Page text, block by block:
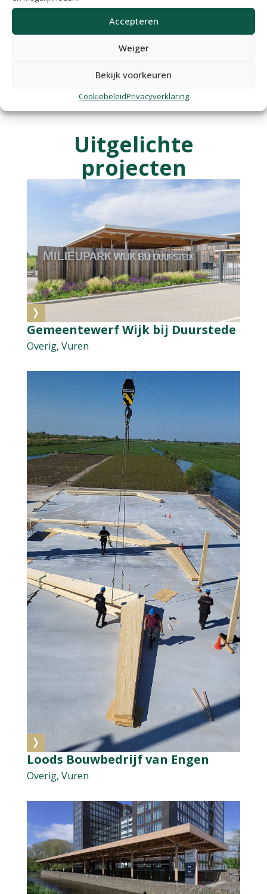
Accepteren
Weiger
Bekijk voorkeuren
CookiebeleidPrivacyverklaring
Uitgelichte
projecten
Gemeentewerf Wijk bij Duurstede
Overig, Vuren
Loods Bouwbedrijf van Engen
Overig, Vuren